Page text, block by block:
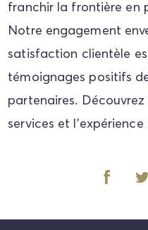
franchir la frontière en
Notre engagement
satisfaction clientèle
témoignages positifs
partenaires.
services et l'expérience